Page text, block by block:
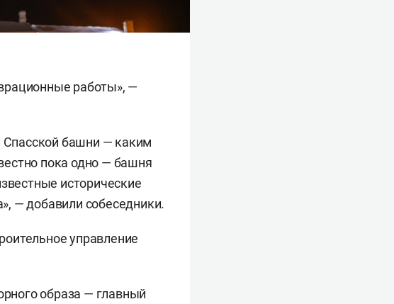
работы», —
Спасской башни — каким
пока одно — башня
исторические
— добавили собеседники.
управление
образа — главный